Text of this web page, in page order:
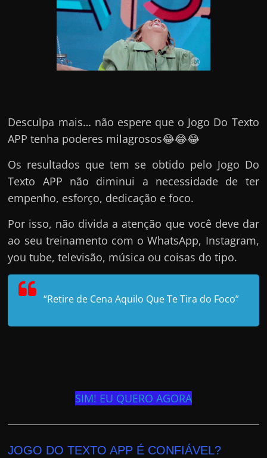
Desculpa mais… não espere que o Jogo Do Texto
APP tenha poderes milagrosos😂😂😂
Os resultados que tem se obtido pelo Jogo Do
Texto APP não diminui a necessidade de ter
empenho, esforço, dedicação e foco.
Por isso, não divida a atenção que você deve dar
ao seu treinamento com o WhatsApp, Instagram,
you tube, televisão, música ou coisas do tipo.
“Retire de Cena Aquilo Que Te Tira do Foco”
SIM! EU QUERO AGORA
JOGO DO TEXTO APP É CONFIÁVEL?